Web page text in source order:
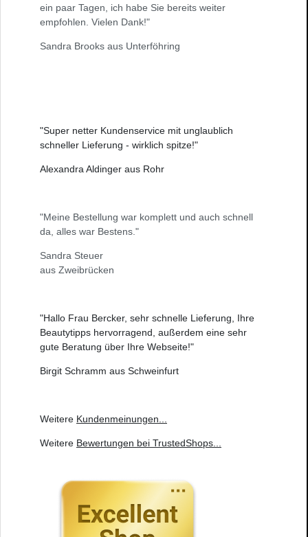
ein paar Tagen, ich habe Sie bereits weiter
empfohlen. Vielen Dank!"
Sandra Brooks aus Unterföhring
"Super netter Kundenservice mit unglaublich
schneller Lieferung - wirklich spitze!"
Alexandra Aldinger aus Rohr
"Meine Bestellung war komplett und auch schnell
da, alles war Bestens."
Sandra Steuer
aus Zweibrücken
"Hallo Frau Bercker, sehr schnelle Lieferung, Ihre
Beautytipps hervorragend, außerdem eine sehr
gute Beratung über Ihre Webseite!"
Birgit Schramm aus Schweinfurt
Weitere Kundenmeinungen
Weitere Bewertungen bei TrustedShops